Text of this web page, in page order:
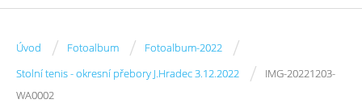
Úvod / Fotoalbum / Fotoalbum-2022 /
Stolní tenis - okresní přebory J.Hradec 3.12.2022 /
IMG-20221203-
WA0002